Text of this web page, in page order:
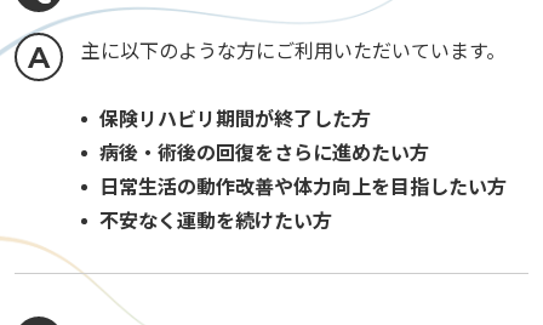
主に以下のような方にご利用いただいています。
保険リハビリ期間が終了した方
病後・術後の回復をさらに進めたい方
日常生活の動作改善や体力向上を目指したい方
不安なく運動を続けたい方